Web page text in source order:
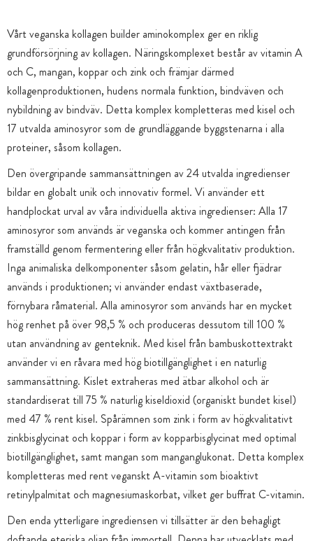
Vårt veganska kollagen builder aminokomplex ger en riklig
grundförsörjning av kollagen. Näringskomplexet består av vitamin A
och C, mangan, koppar och zink och främjar därmed
kollagenproduktionen, hudens normala funktion, bindväven och
nybildning av bindväv. Detta komplex kompletteras med kisel och
17 utvalda aminosyror som de grundläggande byggstenarna i alla
proteiner, såsom kollagen.
Den övergripande sammansättningen av 24 utvalda ingredienser
bildar en globalt unik och innovativ formel. Vi använder ett
handplockat urval av våra individuella aktiva ingredienser: Alla 17
aminosyror som används är veganska och kommer antingen från
framställd genom fermentering eller från högkvalitativ produktion.
Inga animaliska delkomponenter såsom gelatin, hår eller fjädrar
används i produktionen; vi använder endast växtbaserade,
förnybara råmaterial. Alla aminosyror som används har en mycket
hög renhet på över 98,5 % och produceras dessutom till 100 %
utan användning av genteknik. Med kisel från bambuskottextrakt
använder vi en råvara med hög biotillgänglighet i en naturlig
sammansättning. Kislet extraheras med ätbar alkohol och är
standardiserat till 75 % naturlig kiseldioxid (organiskt bundet kisel)
med 47 % rent kisel. Spårämnen som zink i form av högkvalitativt
zinkbisglycinat och koppar i form av kopparbisglycinat med optimal
biotillgänglighet, samt mangan som manganglukonat. Detta komplex
kompletteras med rent veganskt A-vitamin som bioaktivt
retinylpalmitat och magnesiumaskorbat, vilket ger buffrat C-vitamin.
Den enda ytterligare ingrediensen vi tillsätter är den behagligt